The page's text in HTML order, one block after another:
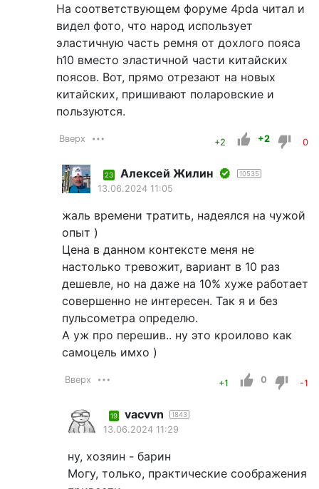
На соответствующем форуме 4pda читал и
видел фото, что народ использует
эластичную часть ремня от дохлого пояса
h10 вместо эластичной части китайских
поясов. Вот, прямо отрезают на новых
китайских, пришивают поларовские и
пользуются.
Вверх +2 +2 0
23 Алексей Жилин 10535
13.06.2024 11:05
жаль времени тратить, надеялся на чужой
опыт )
Цена в данном контексте меня не
настолько тревожит, вариант в 10 раз
дешевле, но на даже на 10% хуже работает
совершенно не интересен. Так я и без
пульсометра определю.
А уж про перешив.. ну это кроилово как
самоцель имхо )
Вверх +1 0 -1
19 vacvvn 1843
13.06.2024 11:29
ну, хозяин - барин
Могу, только, практические соображения